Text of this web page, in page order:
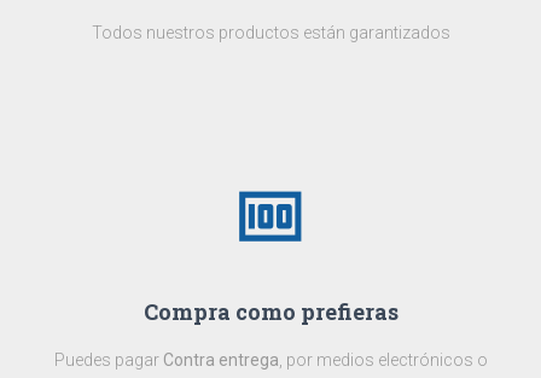
Todos nuestros productos están garantizados
money
Compra como prefieras
Puedes pagar Contra entrega , por medios electrónicos o